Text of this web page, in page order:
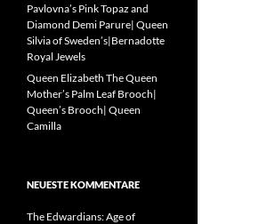
Pavlovna’s Pink Topaz and
Diamond Demi Parure| Queen
Silvia of Sweden’s|Bernadotte
Royal Jewels
Queen Elizabeth The Queen
Mother’s Palm Leaf Brooch|
Queen’s Brooch| Queen
Camilla
NEUESTE KOMMENTARE
The Edwardians: Age of